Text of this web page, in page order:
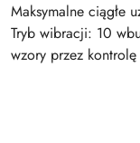
Maksymalne ciągłe
Tryb wibracji: 10
wzory przez